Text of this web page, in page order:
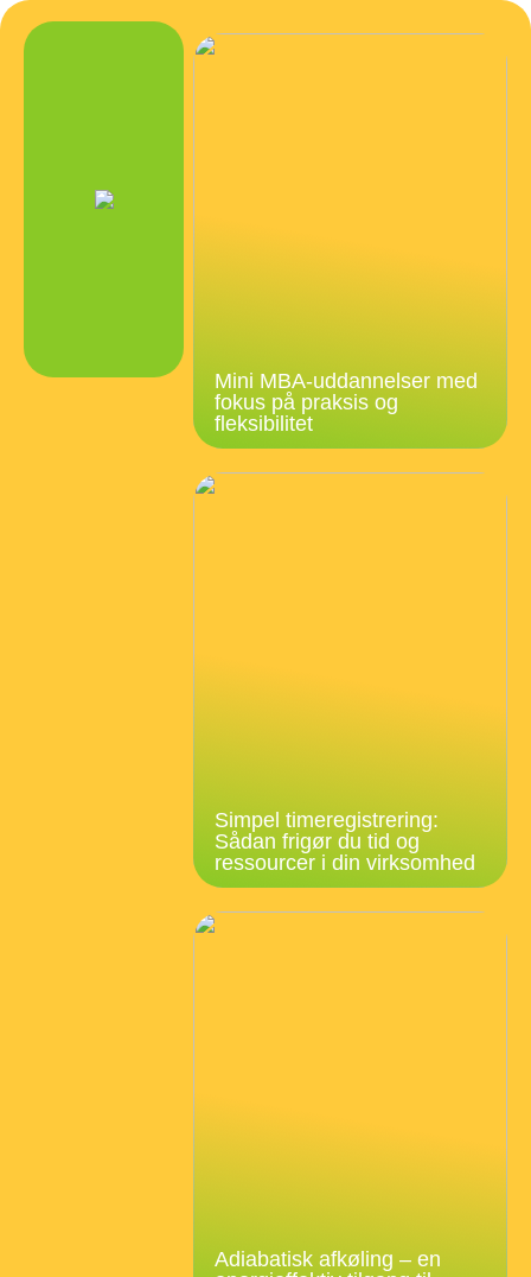
Mini MBA-uddannelser med
fokus på praksis og
fleksibilitet
Simpel timeregistrering:
Sådan frigør du tid og
ressourcer i din virksomhed
Adiabatisk afkøling – en